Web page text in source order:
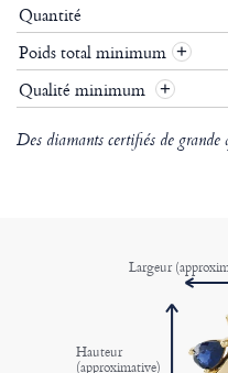
Quantité
Poids total minimum +
Qualité minimum
+
Des diamants certifiés de
Hauteur
(approximative)
Largeur